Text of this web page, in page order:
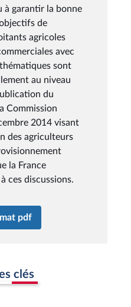
à garantir la bonne
de
agricoles
avec
sont
au niveau
du
Commission
2014 visant
des agriculteurs
la France
ces discussions.
pdf
clés